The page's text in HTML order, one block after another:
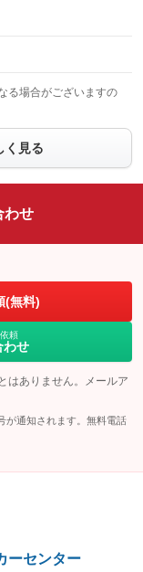
ーター
し
カメラ
し
メラ
し
ール
し
イトウォッシャー
る場合がございますの
く見る
わせ
(無料)
頼
わせ
はありません。メールア
が通知されます。無料電話
ーセンター